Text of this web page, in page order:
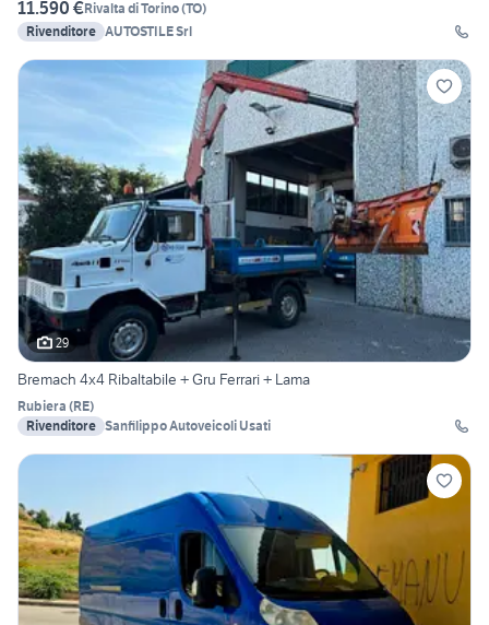
11.590 €Rivalta di Torino(TO)
Rivenditore AUTOSTILE Srl
29
Bremach 4x4 Ribaltabile + Gru Ferrari + Lama
Rubiera (RE)
Rivenditore Sanfilippo Autoveicoli Usati